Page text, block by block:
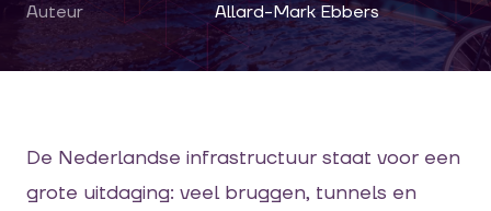
Auteur
Allard-Mark Ebbers
De Nederlandse infrastructuur staat voor een
grote uitdaging: veel bruggen, tunnels en